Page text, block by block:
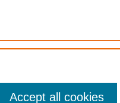
テンツ、製品およびサービスのご利用は
Accept all cookies